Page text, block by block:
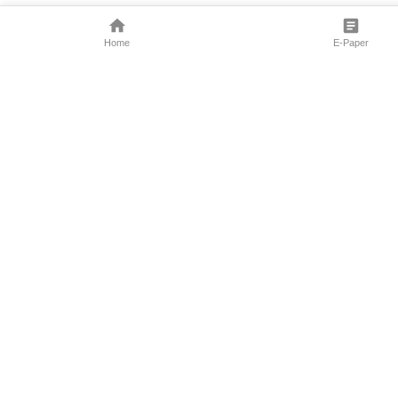
Home E-Paper